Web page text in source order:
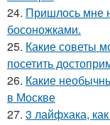
24. Пришлось мне
босоножками.
25. Какие советы
посетить
26. Какие
в Москве
27. 3 лайфхака,